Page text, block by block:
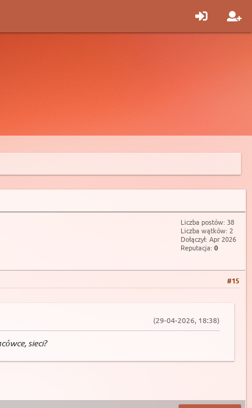
Liczba postów: 38
Liczba wątków: 2
Dołączył: Apr 2026
Reputacja: 0
#15
(29-04-2026, 18:38)
sieci?